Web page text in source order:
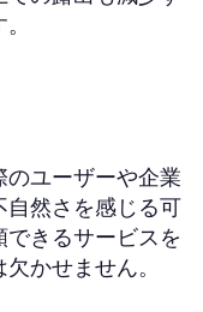
ユーザーや企業
然さを感じる可
きるサービスを
かせません。